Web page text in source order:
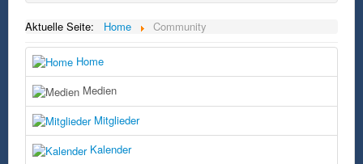
Aktuelle Seite: Home Community
Home
Medien
Mitglieder
Kalender